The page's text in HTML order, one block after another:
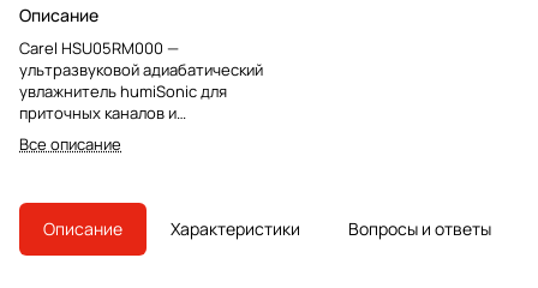
Описание
Carel HSU05RM000 —
ультразвуковой адиабатический
увлажнитель humiSonic для
приточных каналов и
вентиляционных установок.
Модель снята с производства,
Все описание
Описание Характеристики Вопросы и ответы